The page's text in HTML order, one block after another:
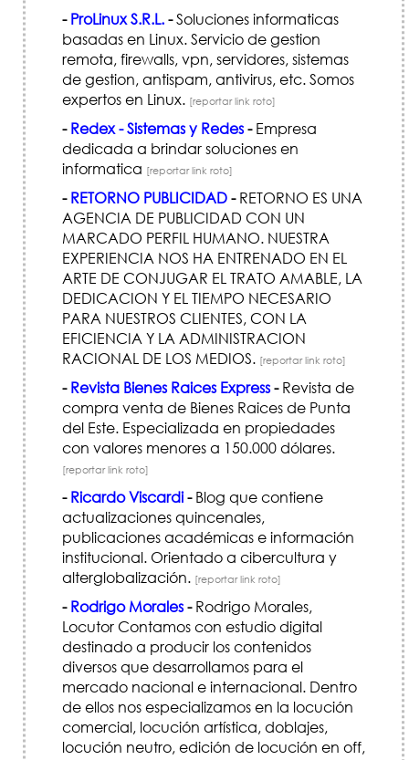
- ProLinux S.R.L.-Soluciones informaticas
basadas en Linux. Servicio de gestion
remota, firewalls, vpn, servidores, sistemas
de gestion, antispam, antivirus, etc. Somos
expertos en Linux. [reportar link roto]
- Redex - Sistemas y Redes-Empresa
dedicada a brindar soluciones en
informatica [reportar link roto]
- RETORNO PUBLICIDAD-RETORNO ES UNA
AGENCIA DE PUBLICIDAD CON UN
MARCADO PERFIL HUMANO. NUESTRA
EXPERIENCIA NOS HA ENTRENADO EN EL
ARTE DE CONJUGAR EL TRATO AMABLE, LA
DEDICACION Y EL TIEMPO NECESARIO
PARA NUESTROS CLIENTES, CON LA
EFICIENCIA Y LA ADMINISTRACION
RACIONAL DE LOS MEDIOS. [reportar link roto]
- Revista Bienes Raices Express-Revista de
compra venta de Bienes Raices de Punta
del Este. Especializada en propiedades
con valores menores a 150.000 dólares.
[reportar link roto]
- Ricardo Viscardi-Blog que contiene
actualizaciones quincenales,
publicaciones académicas e información
institucional. Orientado a cibercultura y
alterglobalización. [reportar link roto]
- Rodrigo Morales-Rodrigo Morales,
Locutor Contamos con estudio digital
destinado a producir los contenidos
diversos que desarrollamos para el
mercado nacional e internacional. Dentro
de ellos nos especializamos en la locución
comercial, locución artística, doblajes,
locución neutro, edición de locución en off,